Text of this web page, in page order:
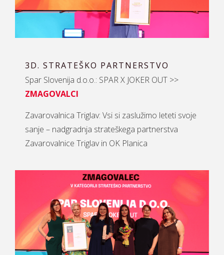
3D. STRATEŠKO PARTNERSTVO
Spar Slovenija d.o.o.: SPAR X JOKER OUT >>
ZMAGOVALCI
Zavarovalnica Triglav: Vsi si zaslužimo leteti svoje
sanje – nadgradnja strateškega partnerstva
Zavarovalnice Triglav in OK Planica